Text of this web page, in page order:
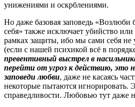
унижениями и оскрблениями.
Но даже базовая заповедь «Возлюби
себя» также исключает убийство
рамках защиты, ибо мы сами себя не
(если с нашей психикой всё в
превентивный выстрел в
перейти от угроз к действию, это
заповеди любви, даже не касаясь
некоторые пытаются игнорировать.
справедливости. Любовью тут даже